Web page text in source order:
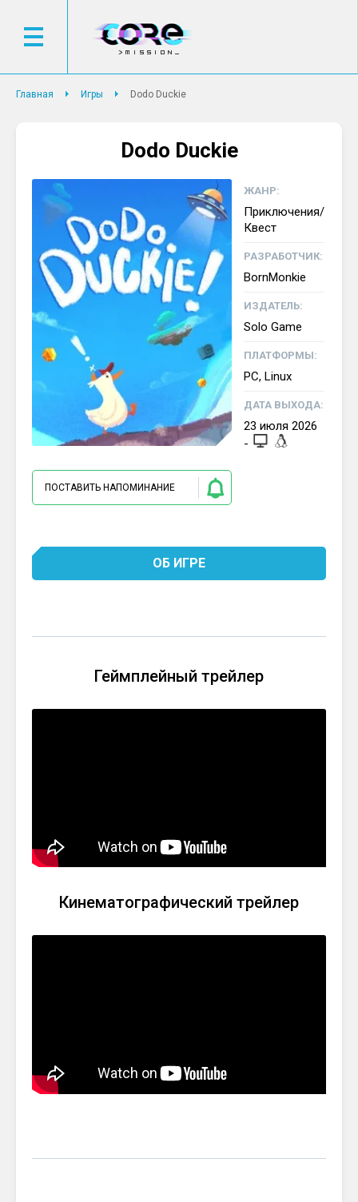
Главная Игры Dodo Duckie
Dodo Duckie
ПОСТАВИТЬ НАПОМИНАНИЕ
ЖАНР:
Приключения/
Квест
РАЗРАБОТЧИК:
BornMonkie
ИЗДАТЕЛЬ:
Solo Game
ПЛАТФОРМЫ:
PC, Linux
ДАТА ВЫХОДА:
23 июля 2026
-
ОБ ИГРЕ
Геймплейный трейлер
Кинематографический трейлер